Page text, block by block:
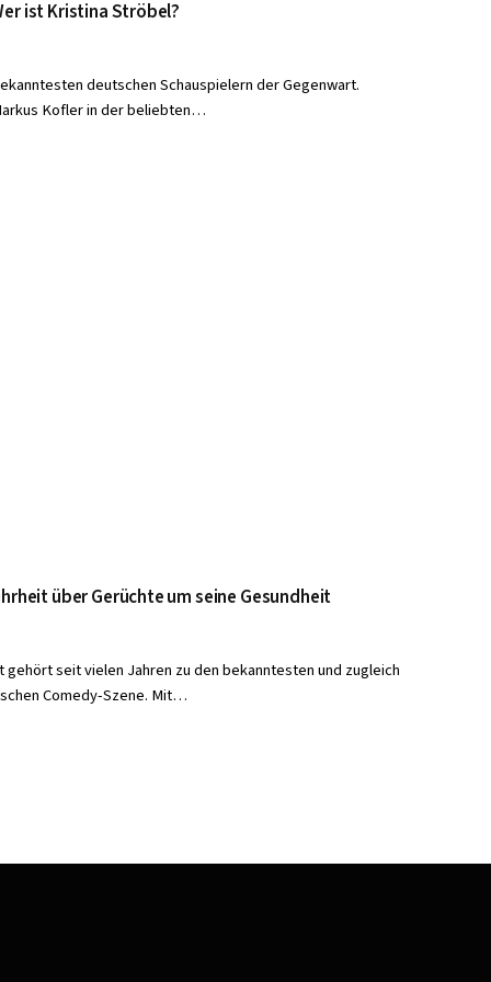
ist Kristina Ströbel?
deutschen Schauspielern der Gegenwart.
Kofler in der beliebten…
über Gerüchte um seine Gesundheit
seit vielen Jahren zu den bekanntesten und zugleich
Comedy-Szene. Mit…